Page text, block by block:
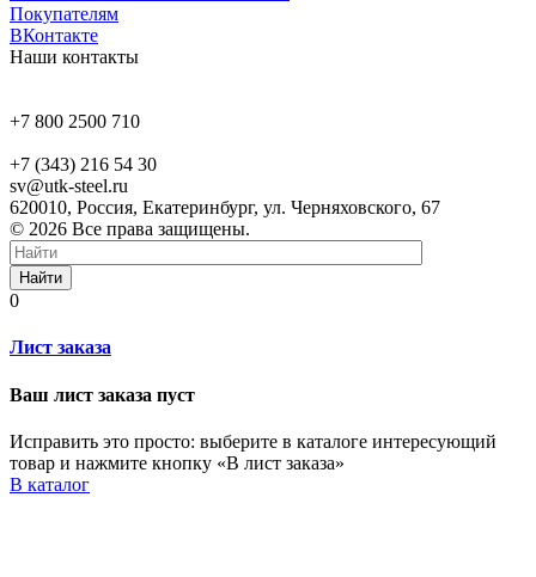
Покупателям
ВКонтакте
Наши контакты
+7 800 2500 710
+7 (343) 216 54 30
sv@utk-steel.ru
620010, Россия, Екатеринбург, ул. Черняховского, 67
© 2026 Все права защищены.
Найти
0
Лист заказа
Ваш лист заказа пуст
Исправить это просто: выберите в каталоге интересующий
товар и нажмите кнопку «В лист заказа»
В каталог